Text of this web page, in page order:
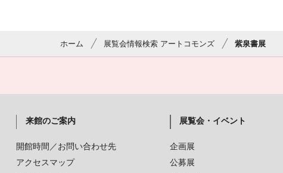
ホーム 展覧会情報検索 アートコモンズ 紫泉書展
来館のご案内
開館時間／お問い合わせ先
アクセスマップ
展覧会・イベント
企画展
公募展